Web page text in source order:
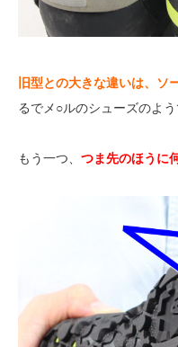
旧型との大きな違いは、ソ
るでメ○ルのシューズのよう
もう一つ、 つま先のほうに